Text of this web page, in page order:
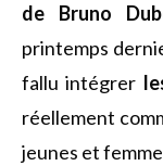
de Bruno
printemps
fallu intégrer
réellement
jeunes et